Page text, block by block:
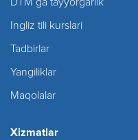
Ingliz tili kurslari
Tadbirlar
Yangiliklar
Maqolalar
Xizmatlar